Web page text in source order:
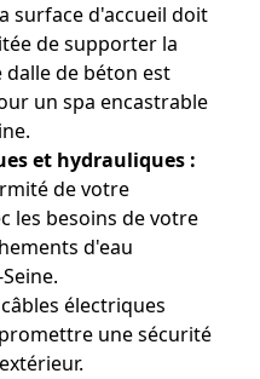
surface d'accueil doit
de supporter la
de béton est
un spa encastrable
et hydrauliques :
de votre
les besoins de votre
d'eau
électriques
une sécurité